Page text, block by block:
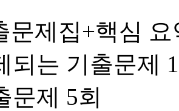
문제집+핵심
되는 기출문제
문제 5회